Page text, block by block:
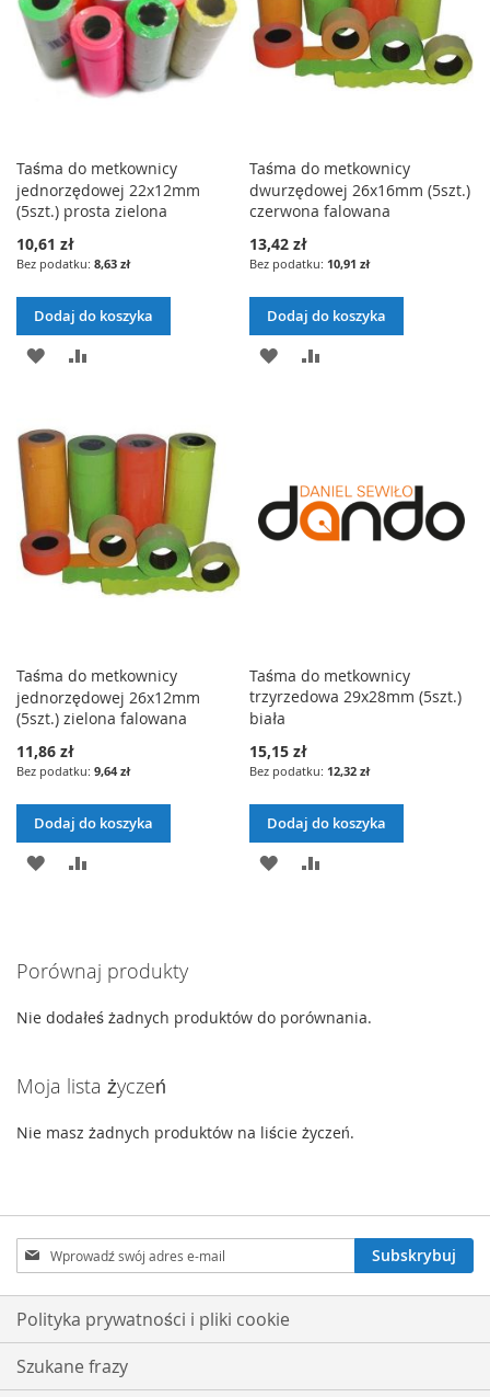
Taśma do metkownicy
jednorzędowej 22x12mm
(5szt.) prosta zielona
10,61 zł
8,63 zł
Dodaj do koszyka
DODAJ
LISTY
ŻYCZEŃ
Taśma do metkownicy
dwurzędowej 26x16mm (5szt.)
czerwona falowana
13,42 zł
10,91 zł
Dodaj do koszyka
DODAJ
Taśma do metkownicy
jednorzędowej 26x12mm
(5szt.) zielona falowana
11,86 zł
9,64 zł
Dodaj do koszyka
DODAJ
ŻYCZEŃ
Taśma do metkownicy
trzyrzedowa 29x28mm (5szt.)
biała
15,15 zł
12,32 zł
Dodaj do koszyka
DODAJ
Porównaj produkty
Nie dodałeś żadnych produktów do porównania.
Moja lista życzeń
Nie masz żadnych produktów na liście życzeń.
Subskrybuj
nasz
newsletter:
Subskrybuj
Polityka prywatności i pliki cookie
Szukane frazy